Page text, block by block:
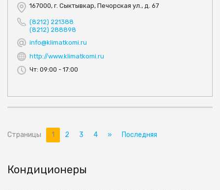
167000, г. Сыктывкар, Печорская ул., д. 67
(8212) 221388
(8212) 288898
info@klimatkomi.ru
http://www.klimatkomi.ru
Чт: 09:00 - 17:00
Страницы 1 2 3 4 » Последняя
Кондиционеры